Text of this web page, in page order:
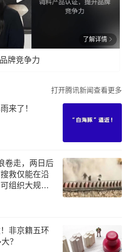
了解详情
牌竞争力
打开腾讯新闻查看更多
来了！
卷走，两日后
救仅能在沿
组织大规模
”
非京籍五环
？